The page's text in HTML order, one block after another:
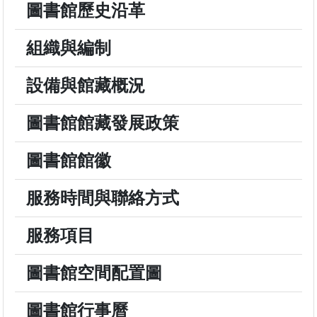
圖書館歷史沿革
組織與編制
設備與館藏概況
圖書館館藏發展政策
圖書館館徽
服務時間與聯絡方式
服務項目
圖書館空間配置圖
圖書館行事曆